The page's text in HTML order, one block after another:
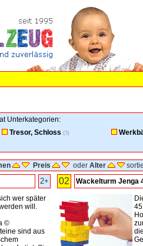
Unterkategorien:
Tresor, Schloss (3)
Preis oder Alter
2+
wer später
will.
©
sind aus
02 Wackelturm Jenga